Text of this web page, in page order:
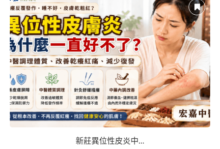
新莊異位性皮炎中...